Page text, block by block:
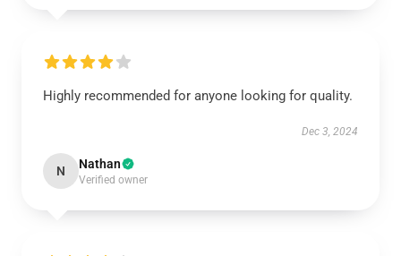
Highly recommended for anyone looking for quality.
Dec 3, 2024
N Nathan
Verified owner